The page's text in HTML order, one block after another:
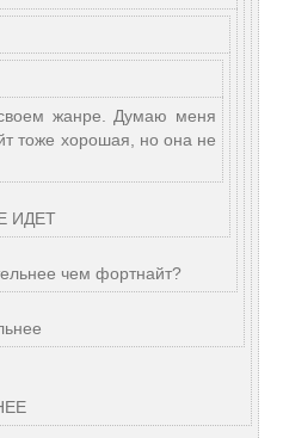
жанре. Думаю меня
тоже хорошая, но она не
ИДЕТ
чем фортнайт?